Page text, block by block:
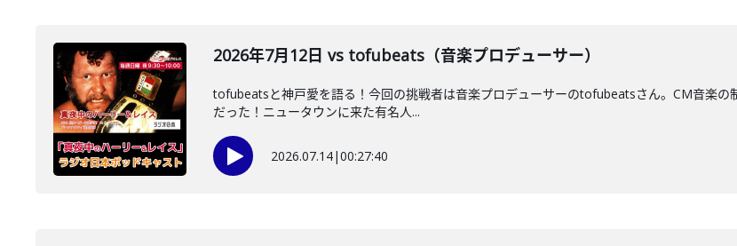
2026年7月12日 vs tofubeats（音楽プロデューサー）
tofubeatsと神戸愛を語る！今回の挑戦者は音楽プロデューサーのtofubeatsさん。CM音楽の
だった！ニュータウンに来た有名人...
2026.07.14|00:27:40